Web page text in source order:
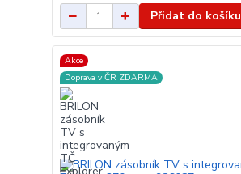
Přidat do košíku
Akce
Doprava v ČR ZDARMA